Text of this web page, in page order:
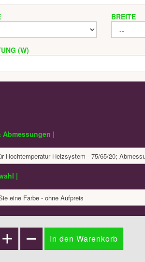
BREITE
(W)
Abmessungen |
Hochtemperatur Heizsystem - 75/65/20;
|
eine Farbe - ohne Aufpreis